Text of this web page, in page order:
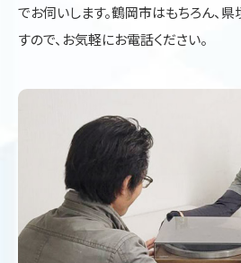
でお伺いします。鶴岡市はもちろん、
すので、お気軽にお電話ください。